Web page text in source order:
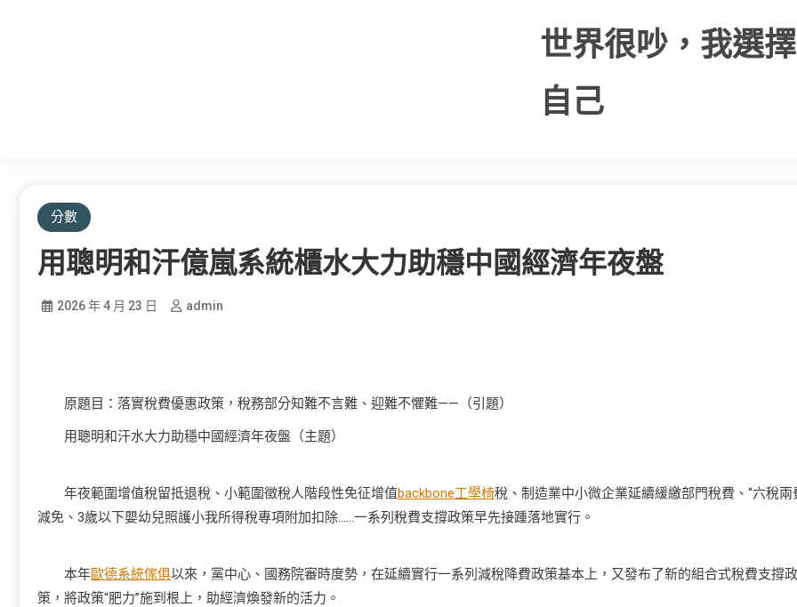
世界很吵，我選
自己
分數
用聰明和汗億嵐系統櫃水大力助穩中國經濟年夜盤
2026 年 4 月 23 日 admin
原題目：落實稅費優惠政策，稅務部分知難不言難、迎難不懼難——（引題）
用聰明和汗水大力助穩中國經濟年夜盤（主題）
年夜範圍增值稅留抵退稅、小範圍徵稅人階段性免征增值backbone工學椅稅、制造業中小微企業延續緩繳部門稅費、“六稅兩
減免、3歲以下嬰幼兒照護小我所得稅專項附加扣除……一系列稅費支撐政策早先接踵落地實行。
本年歐德系統傢俱以來，黨中心、國務院審時度勢，在延續實行一系列減稅降費政策基本上，又發布了新的組合式稅費支撐政
策，將政策“肥力”施到根上，助經濟煥發新的活力。